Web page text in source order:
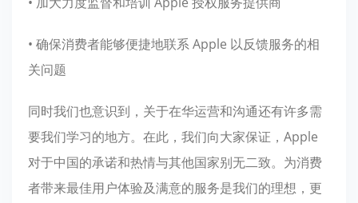
• 确保消费者能够便捷地联系 Apple 以反馈服务的相
关问题
同时我们也意识到，关于在华运营和沟通还有许多需
要我们学习的地方。在此，我们向大家保证，Apple
对于中国的承诺和热情与其他国家别无二致。为消费
者带来最佳用户体验及满意的服务是我们的理想，更